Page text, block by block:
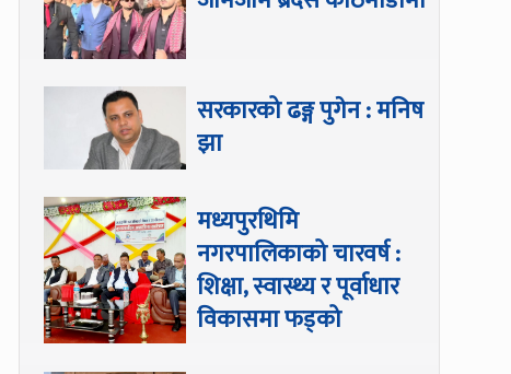
सरकारको ढङ्ग पुगेन : मनिष
झा
मध्यपुरथिमि
नगरपालिकाको चारवर्ष :
शिक्षा, स्वास्थ्य र पूर्वाधार
विकासमा फड्को